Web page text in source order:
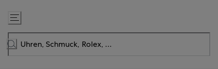
Zum
Inhalt
springen